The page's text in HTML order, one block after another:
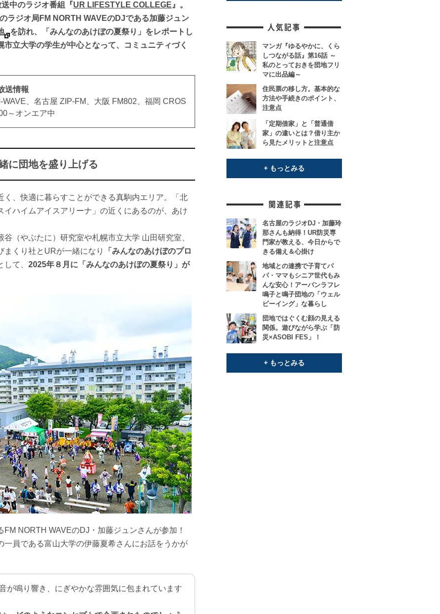
中のラジオ番組『UR LIFESTYLE COLLEGE 』。
ラジオ局FM NORTH WAVEのDJである加藤ジュン
を訪れ、「みんなのあけぼの夏祭り」をレポートし
立大学の学生が中心となって、コミュニティづく
送情報
、名古屋 ZIP-FM、大阪 FM802、福岡 CROS
～オンエア中
に団地を盛り上げる
、快適に暮らすことができる真駒内エリア。「北
ハイムアイスアリーナ」の近くにあるのが、あけ
（やぶたに）研究室や札幌市立大学 山田研究室、
まくり社とURが一緒になり
「みんなのあけぼのプロ
て、 2025年８月に「みんなのあけぼの夏祭り」が
FM NORTH WAVEのDJ・加藤ジュンさんが参加！
一員である富山大学の伊藤夏希さんにお話をうかが
が鳴り響き、にぎやかな雰囲気に包まれています
マンガ『ゆるやかに、くら
しつながる話』第16話 ～
私のとっておきを団地フリ
マに出品編～
住民票の移し方。基本的な
方法や手続きのポイント、
注意点
「定期借家」と「普通借
家」の違いとは？借り主か
ら見たメリットと注意点
+ もっとみる
名古屋のラジオDJ・加藤玲
那さんも納得！UR防災専
門家が教える、今日からで
きる備え＆心掛け
地域との連携で子育てパ
パ・ママもシニア世代もみ
んな安心！アーバンラフレ
鳴子と鳴子団地の「ウェル
ビーイング」な暮らし
団地ではぐくむ顔の見える
関係。遊びながら学ぶ「防
災×ASOBI FES」！
+ もっとみる